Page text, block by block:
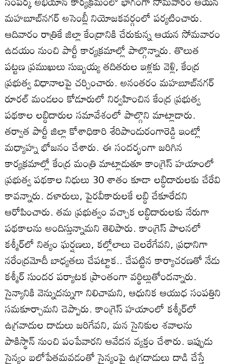
మహబూబ్‌నగర్‌ అసెంబ్లీ నియోజకవర్గంలో పర్యటించారు.
ఆదివారం రాత్రికే జిల్లా కేంద్రానికి చేరుకున్న ఆయన సోమవారం
ఉదయం నుంచి పార్టీ కార్యక్రమాల్లో పాల్గొన్నారు. తొలుత
పట్టణ ప్రముఖులు సుబ్బయ్య తదితరుల ఇళ్లకు వెళ్లి, కేంద్ర
ప్రభుత్వ విధానాలపై చర్చించారు. అనంతరం మహబూబ్‌నగర్‌
రూరల్‌ మండలం కోడూరులో నిర్వహించిన కేంద్ర ప్రభుత్వ
పథకాల లబ్ధిదారుల సమావేశంలో పాల్గొని మాట్లాడారు.
తర్వాత పార్టీ జిల్లా కోశాధికారి శేరిపాండురంగారెడ్డి ఇంట్లో
మధ్యాహ్న భోజనం చేశారు. ఈ సందర్భంగా జరిగిన
కార్యక్రమాల్లో కేంద్ర మంత్రి మాట్లాడుతూ కాంగ్రెస్‌ హయాంలో
ప్రభుత్వ పథకాల నిధులు 30 శాతం కూడా లబ్ధిదారులకు చేరేవి
కావన్నారు. దళారులు, పైరవీకారులకే లబ్ధి చేకూరేదని
ఆరోపించారు. తమ ప్రభుత్వం వచ్చాక లబ్ధిదారులకు నేరుగా
పథకాలను అందిస్తున్నామని తెలిపారు. కాంగ్రెస్‌ పాలనలో
కశ్మీర్‌లో నిత్యం ఘర్షణలు, కల్లోలాలు చెలరేగేవని, ప్రధానిగా
నరేంద్రమోదీ బాధ్యతలు చేపట్టాక.. చేపట్టిన కార్యాచరణతో నేడు
కశ్మీర్‌ సుందర పర్యాటక ప్రాంతంగా వర్థిల్లుతోందన్నారు.
సైన్యానికి వెన్నుదన్నుగా నిలిచామని, ఆధునిక ఆయుధ సంపత్తిని
సమకూర్చామని చెప్పారు. కాంగ్రెస్‌ హయాంలో కశ్మీర్‌లో
ఉగ్రవాదుల దాడులు జరిగేవని, మన సైనికుల శవాలను
పాకిస్థాన్‌ నుంచి పంపేవారని ఆవేదన వ్యక్తం చేశారు. ఇప్పుడు
సైన్యం బలోపేతమవడంతో సైన్యంపై ఉగ్రదాడులు దాడి చేస్తే